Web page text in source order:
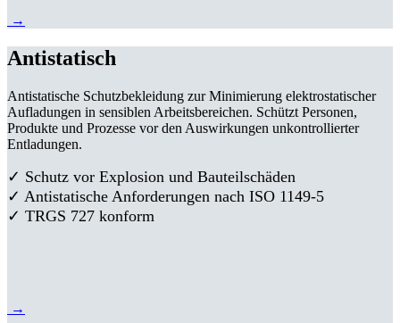
→
Antistatisch
Antistatische Schutzbekleidung zur Minimierung elektrostatischer
Aufladungen in sensiblen Arbeitsbereichen. Schützt Personen,
Produkte und Prozesse vor den Auswirkungen unkontrollierter
Entladungen.
✓ Schutz vor Explosion und Bauteilschäden
✓ Antistatische Anforderungen nach ISO 1149-5
✓ TRGS 727 konform
→